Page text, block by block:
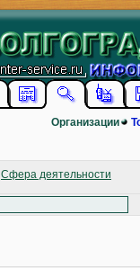
Организации
Сфера деятельности